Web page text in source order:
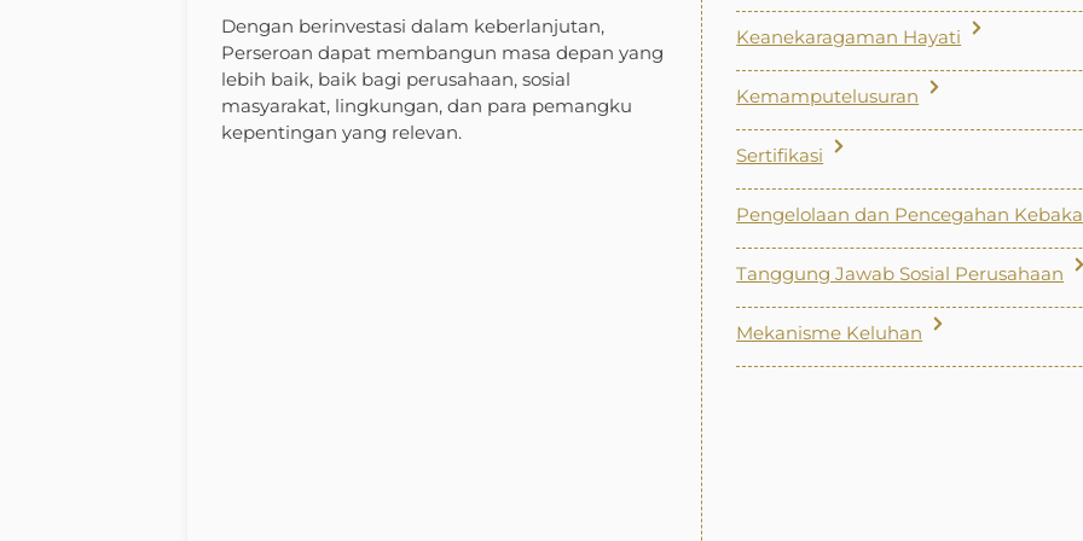
Dengan berinvestasi dalam keberlanjutan,
Perseroan dapat membangun masa depan yang
lebih baik, baik bagi perusahaan, sosial
masyarakat, lingkungan, dan para pemangku
kepentingan yang relevan.
Keanekaragaman Hayati
Kemamputelusuran
Sertifikasi
Pengelolaan dan Pencegahan
Tanggung Jawab Sosial Perusahaan
Mekanisme Keluhan